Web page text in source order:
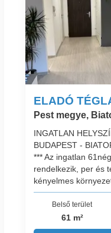
ELADÓ
Pest megye,
INGATLAN
BUDAPEST -
*** Az ingatlan
rendelkezik, per és
kényelmes
Belső terület
61 m²